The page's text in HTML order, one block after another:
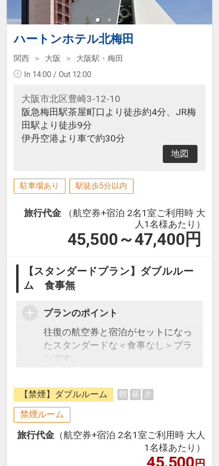
ハートンホテル北梅田
関西 大阪
大阪駅・梅田
In 14:00 / Out 12:00
大阪市北区豊崎3-12-10
阪急梅田駅茶屋町口より徒歩約4分、JR梅
田駅より徒歩9分
伊丹空港より車で約30分
地図
駐車場あり 駅徒歩5分以内
旅行代金
（航空券+宿泊 2名1室ご利用時 大
人1名様あたり）
45,500～47,400 円
【スタンダードプラン】ダブルルー
ム 食事無
プランのポイント
往復の航空券と宿泊がセットになっ
たスタンダードな＜食事なし＞プラ
ンです。
できるダイナミックパッケージだか
ら、一都市滞在はもちろん周遊旅行
にも最適！
旅行期間中の1泊だけの宿泊や延
泊・飛び泊なども自由自在です。
フライトは、安心のJAL（または
JALグループ）確約！フライトマイ
【禁煙】ダブルルーム 朝 昼 夕
禁煙ルーム
旅行代金 （航空券+宿泊 2名1室ご利用時 大人
1名様あたり）
45,500